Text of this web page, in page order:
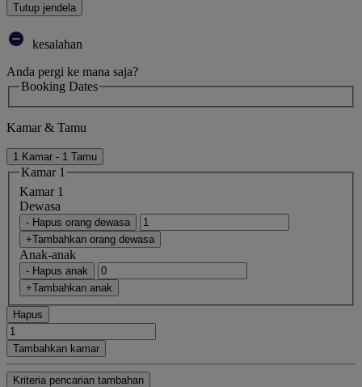
Tutup jendela
kesalahan
Anda pergi ke mana saja?
Booking Dates
Kamar & Tamu
1 Kamar - 1 Tamu
Kamar 1
Kamar 1
Dewasa
- Hapus orang dewasa
+Tambahkan orang dewasa
Anak-anak
- Hapus anak
+Tambahkan anak
Hapus
Tambahkan kamar
Kriteria pencarian tambahan